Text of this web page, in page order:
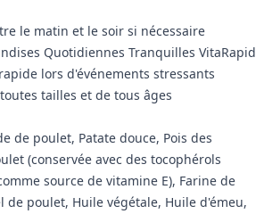
le matin et le soir si nécessaire
Quotidiennes Tranquilles VitaRapid
lors d'événements stressants
tailles et de tous âges
de poulet, Patate douce, Pois des
(conservée avec des tocophérols
source de vitamine E), Farine de
de poulet, Huile végétale, Huile d'émeu,